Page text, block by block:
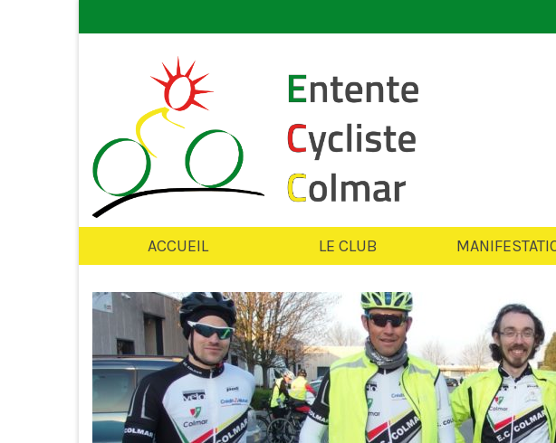
ACCUEIL LE CLUB